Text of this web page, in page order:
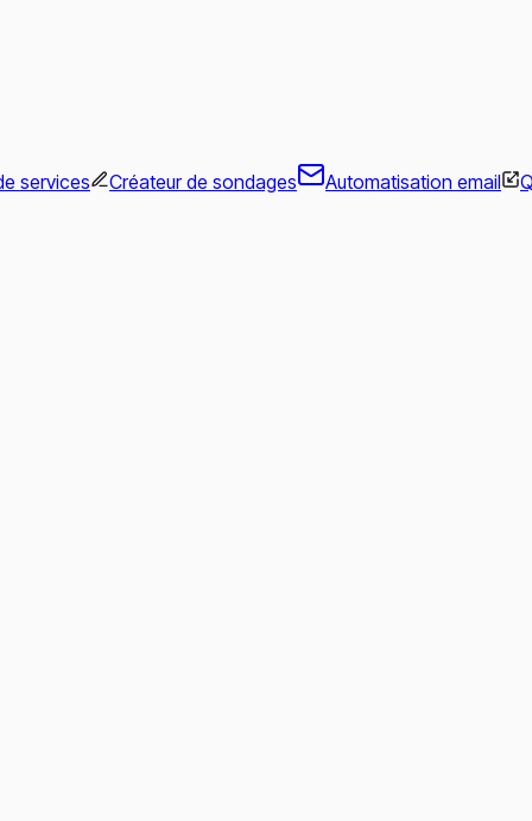
services Créateur de sondages Automatisation email